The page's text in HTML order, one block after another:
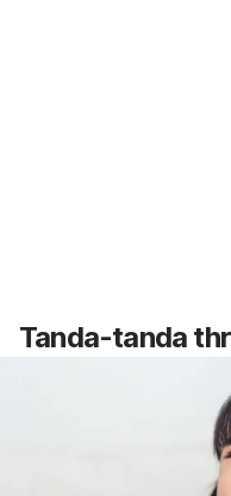
Tanda-tanda